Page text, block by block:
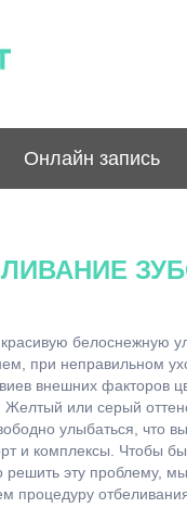
Онлайн запись
красивую белоснежную
при неправильном
внешних факторов
Желтый или серый
улыбаться, что
и комплексы. Чтобы
решить эту проблему, мы
процедуру